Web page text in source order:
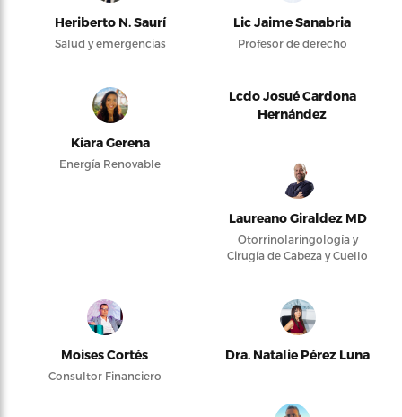
Heriberto N. Saurí
Salud y emergencias
Lic Jaime Sanabria
Profesor de derecho
Kiara Gerena
Energía Renovable
Lcdo Josué Cardona
Hernández
Laureano Giraldez MD
Otorrinolaringología y
Cirugía de Cabeza y Cuello
Moises Cortés
Consultor Financiero
Dra. Natalie Pérez Luna